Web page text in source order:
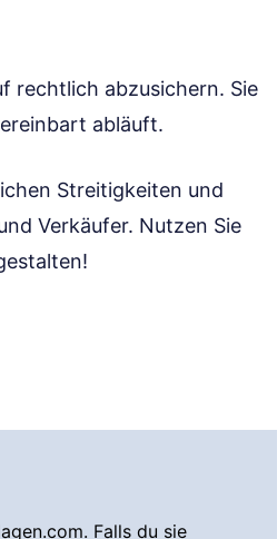
rechtlich abzusichern. Sie
abläuft.
Streitigkeiten und
Verkäufer. Nutzen Sie
Falls du sie